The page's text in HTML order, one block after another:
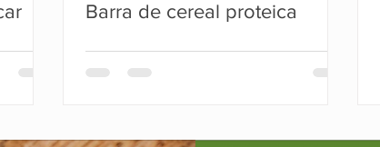
Barra de cereal proteica